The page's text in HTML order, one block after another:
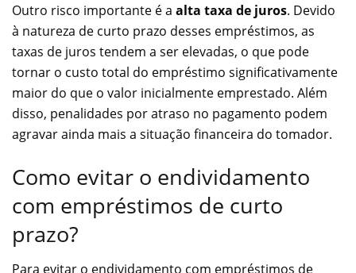
Outro risco importante é a alta taxa de juros. Devido
à natureza de curto prazo desses empréstimos, as
taxas de juros tendem a ser elevadas, o que pode
tornar o custo total do empréstimo significativamente
maior do que o valor inicialmente emprestado. Além
disso, penalidades por atraso no pagamento podem
agravar ainda mais a situação financeira do tomador.
Como evitar o endividamento
com empréstimos de curto
prazo?
Para evitar o endividamento com empréstimos de